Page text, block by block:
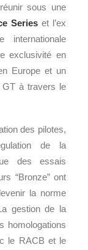
sous une
Serieset l’ex
exclusivité en
Europe et un
GT à travers le
des pilotes,
de la
des essais
“Bronze” ont
la norme
gestion de la
homologations
le RACB et le